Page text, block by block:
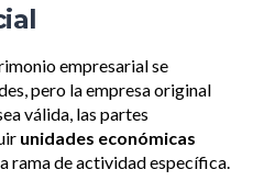
empresarial se
pero la empresa original
válida, las partes
unidades económicas
rama de actividad específica.